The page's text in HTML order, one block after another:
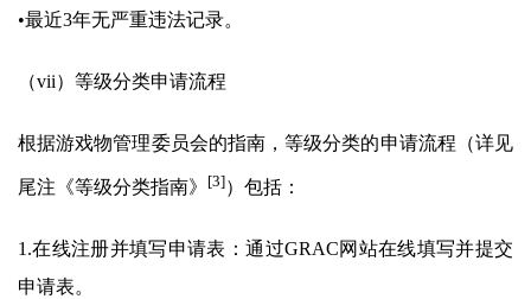
•最近3年无严重违法记录。
（vii）等级分类申请流程
根据游戏物管理委员会的指南，等级分类的申请流程（详见
尾注《等级分类指南》 [3]）包括：
1.在线注册并填写申请表：通过GRAC网站在线填写并提交
申请表。